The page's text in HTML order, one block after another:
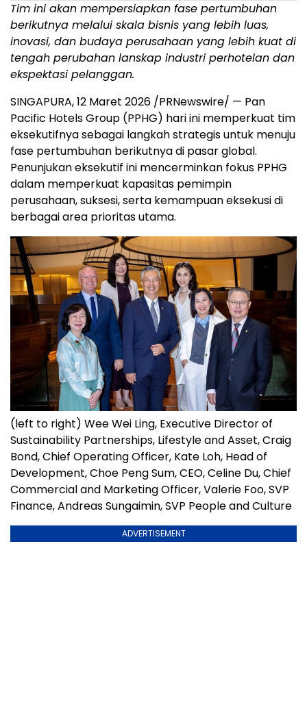
Tim ini akan mempersiapkan fase pertumbuhan
berikutnya melalui skala bisnis yang lebih luas,
inovasi, dan budaya perusahaan yang lebih kuat di
tengah perubahan lanskap industri perhotelan dan
ekspektasi pelanggan.
SINGAPURA, 12 Maret 2026 /PRNewswire/ — Pan
Pacific Hotels Group (PPHG) hari ini memperkuat tim
eksekutifnya sebagai langkah strategis untuk menuju
fase pertumbuhan berikutnya di pasar global.
Penunjukan eksekutif ini mencerminkan fokus PPHG
dalam memperkuat kapasitas pemimpin
perusahaan, suksesi, serta kemampuan eksekusi di
berbagai area prioritas utama.
(left to right) Wee Wei Ling, Executive Director of
Sustainability Partnerships, Lifestyle and Asset, Craig
Bond, Chief Operating Officer, Kate Loh, Head of
Development, Choe Peng Sum, CEO, Celine Du, Chief
Commercial and Marketing Officer, Valerie Foo, SVP
Finance, Andreas Sungaimin, SVP People and Culture
ADVERTISEMENT